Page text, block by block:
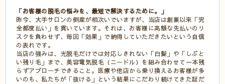
「お客様の脱毛の悩みを、最短で解決するために。」
昨今、大手サロンの倒産が相次いでいますが、当店は創業以来「完
全都度払い」を貫いています。それは、お客様に高額な先払いのリ
スクを負わせず、毎回「効果」で納得していただきたいという自信
の表れです。
当店の強みは、光脱毛だけでは対応しきれない「白髪」や「しぶと
い残り毛」まで、美容電気脱毛（ニードル）を組み合わせて一本残
らずアプローチできること。医療や他店から乗り換えるお客様が多
いのも、私たちが「抜ける」という結果にこだわり続けてきた証だ